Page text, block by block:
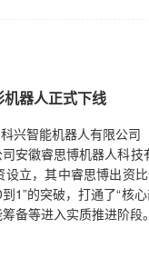
器人正式下线
兴智能机器人有限公
安徽睿思博机器人科技
立，其中睿思博出资
1”的突破，打通了“核
备等进入实质推进阶段。